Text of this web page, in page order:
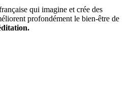
qui imagine et crée des
profondément le bien-être de